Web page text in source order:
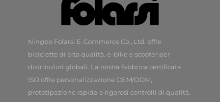
Ningbo Folarsi E-Commerce Co., Ltd. offre
biciclette di alta qualità, e-bike e scooter per
distributori globali. La nostra fabbrica certificata
ISO offre personalizzazione OEM/ODM,
prototipazione rapida e rigorosi controlli di qualità.